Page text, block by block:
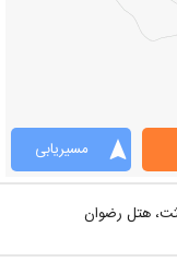
navigation مسیریابی
هتل رضوان